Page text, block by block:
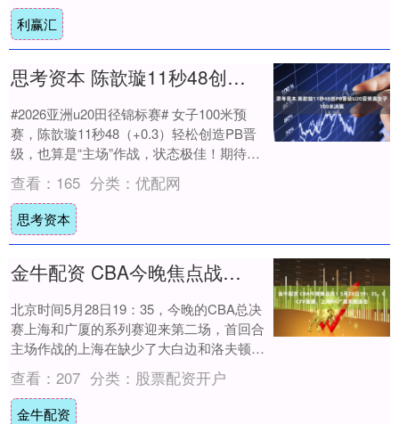
利赢汇
思考资本 陈歆璇11秒48创PB晋级U20亚锦赛女子100米决赛
#2026亚洲u20田径锦标赛# 女子100米预
赛，陈歆璇11秒48（+0.3）轻松创造PB晋
级，也算是“主场”作战，状态极佳！期待决
赛表现！#田径[超话]##....
查看： 165 分类： 优配网
思考资本
金牛配资 CBA今晚焦点战！5月28日19：35，CCTV直播，上海PK广厦乘胜追击
北京时间5月28日19：35，今晚的CBA总决
赛上海和广厦的系列赛迎来第二场，首回合
主场作战的上海在缺少了大白边和洛夫顿提
前伤退的情况下，以101-90战胜广厦....
查看： 207 分类： 股票配资开户
金牛配资